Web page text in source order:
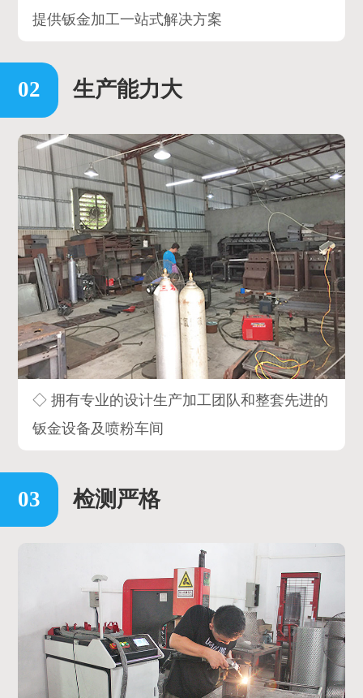
提供钣金加工一站式解决方案
生产能力大
◇ 拥有专业的设计生产加工团队和整套先进的
钣金设备及喷粉车间
检测严格